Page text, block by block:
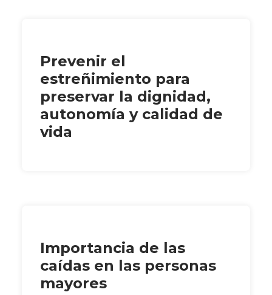
Prevenir el
estreñimiento para
preservar la dignidad,
autonomía y calidad de
vida
Importancia de las
caídas en las personas
mayores